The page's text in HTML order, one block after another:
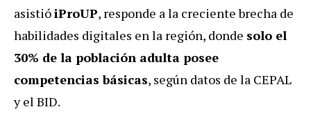
asistióiProUP, responde a la creciente brecha de
habilidades digitales en la región, donde solo el
30% de la población adulta posee
competencias básicas, según datos de la CEPAL
y el BID.